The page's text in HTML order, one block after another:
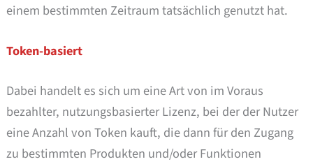
einem bestimmten Zeitraum tatsächlich genutzt hat.
Token-basiert
Dabei handelt es sich um eine Art von im Voraus
bezahlter, nutzungsbasierter Lizenz, bei der der Nutzer
eine Anzahl von Token kauft, die dann für den Zugang
zu bestimmten Produkten und/oder Funktionen